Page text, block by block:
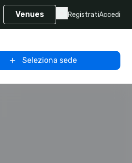
Venues RegistratiAccedi
Seleziona sede